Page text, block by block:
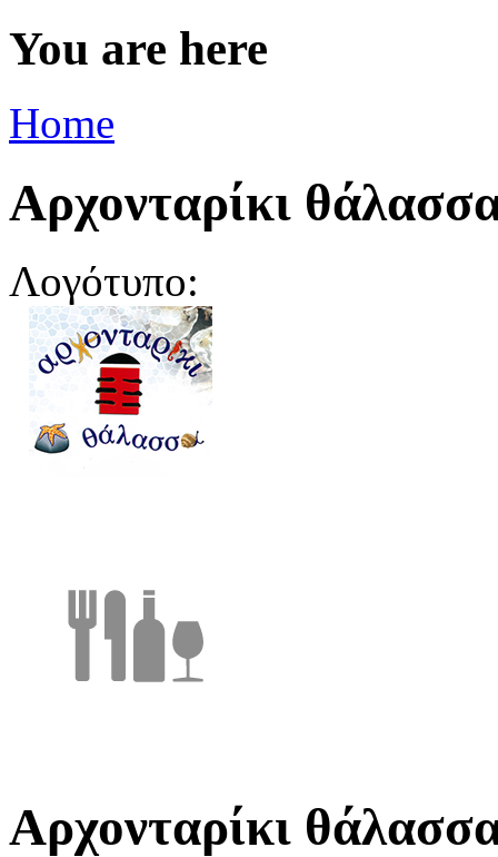
You are here
Home
Aρχονταρίκι
Λογότυπο:
Aρχονταρίκι